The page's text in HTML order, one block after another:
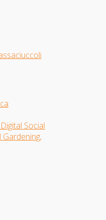
Social
Gardening,